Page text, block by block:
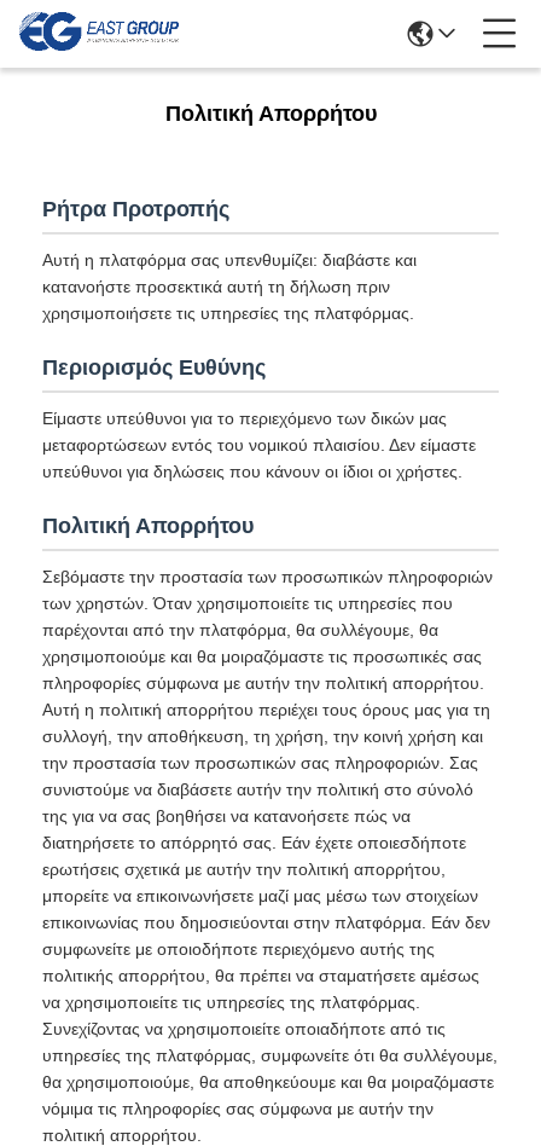
Πολιτική Απορρήτου
Ρήτρα Προτροπής
Αυτή η πλατφόρμα σας υπενθυμίζει: διαβάστε και
κατανοήστε προσεκτικά αυτή τη δήλωση πριν
χρησιμοποιήσετε τις υπηρεσίες της πλατφόρμας.
Περιορισμός Ευθύνης
Είμαστε υπεύθυνοι για το περιεχόμενο των δικών μας
μεταφορτώσεων εντός του νομικού πλαισίου. Δεν είμαστε
υπεύθυνοι για δηλώσεις που κάνουν οι ίδιοι οι χρήστες.
Πολιτική Απορρήτου
Σεβόμαστε την προστασία των προσωπικών πληροφοριών
των χρηστών. Όταν χρησιμοποιείτε τις υπηρεσίες που
παρέχονται από την πλατφόρμα, θα συλλέγουμε, θα
χρησιμοποιούμε και θα μοιραζόμαστε τις προσωπικές σας
πληροφορίες σύμφωνα με αυτήν την πολιτική απορρήτου.
Αυτή η πολιτική απορρήτου περιέχει τους όρους μας για τη
συλλογή, την αποθήκευση, τη χρήση, την κοινή χρήση και
την προστασία των προσωπικών σας πληροφοριών. Σας
συνιστούμε να διαβάσετε αυτήν την πολιτική στο σύνολό
της για να σας βοηθήσει να κατανοήσετε πώς να
διατηρήσετε το απόρρητό σας. Εάν έχετε οποιεσδήποτε
ερωτήσεις σχετικά με αυτήν την πολιτική απορρήτου,
μπορείτε να επικοινωνήσετε μαζί μας μέσω των στοιχείων
επικοινωνίας που δημοσιεύονται στην πλατφόρμα. Εάν δεν
συμφωνείτε με οποιοδήποτε περιεχόμενο αυτής της
πολιτικής απορρήτου, θα πρέπει να σταματήσετε αμέσως
να χρησιμοποιείτε τις υπηρεσίες της πλατφόρμας.
Συνεχίζοντας να χρησιμοποιείτε οποιαδήποτε από τις
υπηρεσίες της πλατφόρμας, συμφωνείτε ότι θα συλλέγουμε,
θα χρησιμοποιούμε, θα αποθηκεύουμε και θα μοιραζόμαστε
νόμιμα τις πληροφορίες σας σύμφωνα με αυτήν την
πολιτική απορρήτου.